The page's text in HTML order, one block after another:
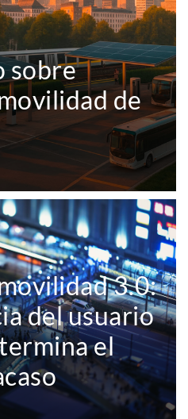
sobre
de
3.0:
del usuario
el